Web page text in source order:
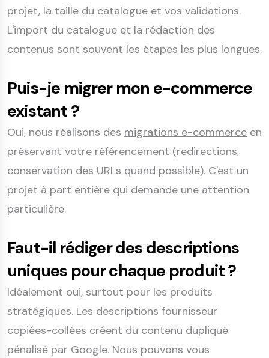
projet, la taille du catalogue et vos validations.
L'import du catalogue et la rédaction des
contenus sont souvent les étapes les plus longues.
Puis-je migrer mon e-commerce
existant ?
Oui, nous réalisons des migrations e-commerce en
préservant votre référencement (redirections,
conservation des URLs quand possible). C'est un
projet à part entière qui demande une attention
particulière.
Faut-il rédiger des descriptions
uniques pour chaque produit ?
Idéalement oui, surtout pour les produits
stratégiques. Les descriptions fournisseur
copiées-collées créent du contenu dupliqué
pénalisé par Google. Nous pouvons vous